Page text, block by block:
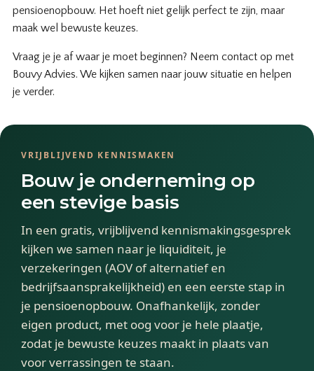
pensioenopbouw. Het hoeft niet gelijk perfect te zijn, maar
maak wel bewuste keuzes.
Vraag je je af waar je moet beginnen? Neem contact op met
Bouvy Advies. We kijken samen naar jouw situatie en helpen
je verder.
VRIJBLIJVEND KENNISMAKEN
Bouw je onderneming op
een stevige basis
In een gratis, vrijblijvend kennismakingsgesprek
kijken we samen naar je liquiditeit, je
verzekeringen (AOV of alternatief en
bedrijfsaansprakelijkheid) en een eerste stap in
je pensioenopbouw. Onafhankelijk, zonder
eigen product, met oog voor je hele plaatje,
zodat je bewuste keuzes maakt in plaats van
voor verrassingen te staan.